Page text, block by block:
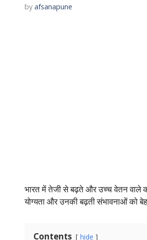
by afsanapune
भारत में तेजी से बढ़ते और उच्च वेतन वाले
योग्यता और उनकी बढ़ती संभावनाओं को
Contents hide